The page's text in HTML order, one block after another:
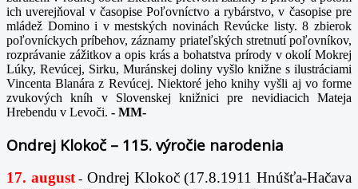
ich uverejňoval v časopise Poľovníctvo a rybárstvo, v časopise pre
mládež Domino i v mestských novinách Revúcke listy. 8 zbierok
poľovníckych príbehov, záznamy priateľských stretnutí poľovníkov,
rozprávanie zážitkov a opis krás a bohatstva prírody v okolí Mokrej
Lúky, Revúcej, Sirku, Muránskej doliny vyšlo knižne s ilustráciami
Vincenta Blanára z Revúcej. Niektoré jeho knihy vyšli aj vo forme
zvukových kníh v Slovenskej knižnici pre nevidiacich Mateja
Hrebendu v Levoči. - MM-
Ondrej Klokoč – 115. výročie narodenia
17. august- Ondrej Klokoč (17.8.1911 Hnúšťa-Hačava